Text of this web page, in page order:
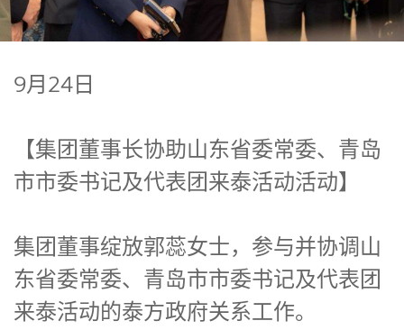
9月24日
【集团董事长协助山东省委常委、青岛
市市委书记及代表团来泰活动活动】
集团董事绽放郭蕊女士，参与并协调山
东省委常委、青岛市市委书记及代表团
来泰活动的泰方政府关系工作。